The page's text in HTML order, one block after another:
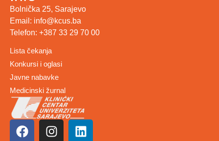
Bolnička 25, Sarajevo
Email: info@kcus.ba
Telefon: +387 33 29 70 00
Lista čekanja
Konkursi i oglasi
Javne nabavke
Medicinski žurnal